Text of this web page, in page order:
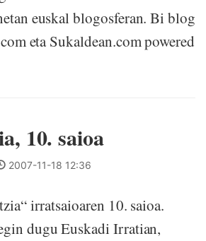
euskal blogosferan. Bi blog
eta Sukaldean.com powered
10. saioa
2007-11-18 12:36
irratsaioaren 10. saioa.
dugu Euskadi Irratian,